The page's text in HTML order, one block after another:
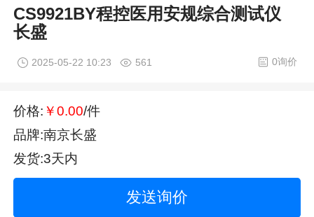
CS9921BY程控医用安规综合测试仪
长盛
2025-05-22 10:23 561 0询价
价格: ￥0.00/件
品牌:南京长盛
发货:3天内
发送询价